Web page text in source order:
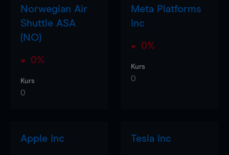
Norwegian Air
Shuttle ASA
(NO)
0%
Kurs
0
Meta Platforms
Inc
0%
Kurs
0
Apple Inc Tesla Inc